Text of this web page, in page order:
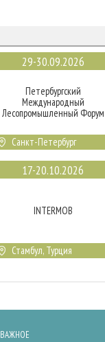
29-30.09.2026
Петербургский
Международный
Лесопромышленный Форум
Санкт-Петербург
17-20.10.2026
INTERMOB
Стамбул, Турция
ВАЖНОЕ